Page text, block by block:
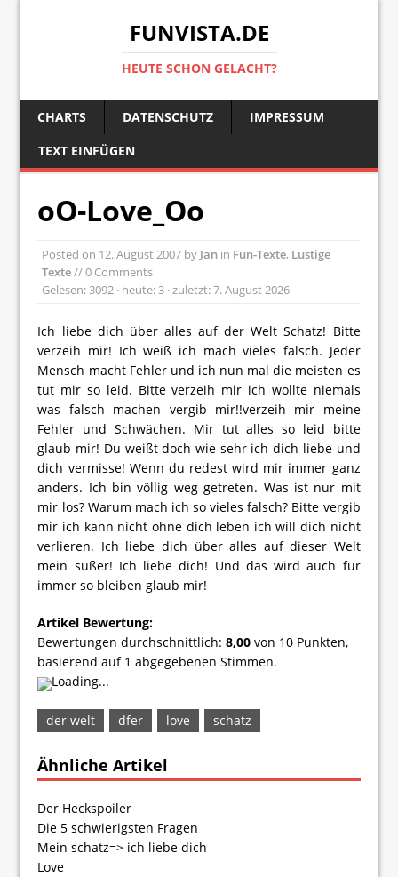
FUNVISTA.DE
HEUTE SCHON GELACHT?
CHARTS DATENSCHUTZ
IMPRESSUM
TEXT EINFÜGEN
oO-Love_Oo
Posted on 12. August 2007 by Jan in Fun-Texte, Lustige
Texte// 0 Comments
Gelesen: 3092 · heute: 3 · zuletzt: 7. August 2026
Ich liebe dich über alles auf der Welt Schatz! Bitte
verzeih mir! Ich weiß ich mach vieles falsch. Jeder
Mensch macht Fehler und ich nun mal die meisten es
tut mir so leid. Bitte verzeih mir ich wollte niemals
was falsch machen vergib mir!!verzeih mir meine
Fehler und Schwächen. Mir tut alles so leid bitte
glaub mir! Du weißt doch wie sehr ich dich liebe und
dich vermisse! Wenn du redest wird mir immer ganz
anders. Ich bin völlig weg getreten. Was ist nur mit
mir los? Warum mach ich so vieles falsch? Bitte vergib
mir ich kann nicht ohne dich leben ich will dich nicht
verlieren. Ich liebe dich über alles auf dieser Welt
mein süßer! Ich liebe dich! Und das wird auch für
immer so bleiben glaub mir!
Artikel Bewertung:
Bewertungen durchschnittlich:8,00 von 10 Punkten,
basierend auf 1 abgegebenen Stimmen.
Loading...
der welt dfer love schatz
Ähnliche Artikel
Der Heckspoiler
Die 5 schwierigsten Fragen
Mein schatz=> ich liebe dich
Love